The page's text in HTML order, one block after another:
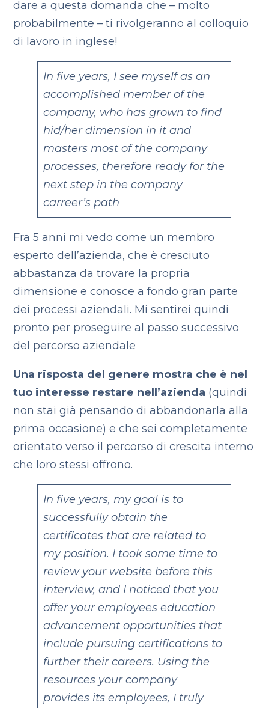
dare a questa domanda che – molto
probabilmente – ti rivolgeranno al colloquio
di lavoro in inglese!
In five years, I see myself as an
accomplished member of the
company, who has grown to find
hid/her dimension in it and
masters most of the company
processes, therefore ready for the
next step in the company
carreer’s path
Fra 5 anni mi vedo come un membro
esperto dell’azienda, che è cresciuto
abbastanza da trovare la propria
dimensione e conosce a fondo gran parte
dei processi aziendali. Mi sentirei quindi
pronto per proseguire al passo successivo
del percorso aziendale
Una risposta del genere mostra che è nel
tuo interesse restare nell’azienda (quindi
non stai già pensando di abbandonarla alla
prima occasione) e che sei completamente
orientato verso il percorso di crescita interno
che loro stessi offrono.
In five years, my goal is to
successfully obtain the
certificates that are related to
my position. I took some time to
review your website before this
interview, and I noticed that you
offer your employees education
advancement opportunities that
include pursuing certifications to
further their careers. Using the
resources your company
provides its employees, I truly